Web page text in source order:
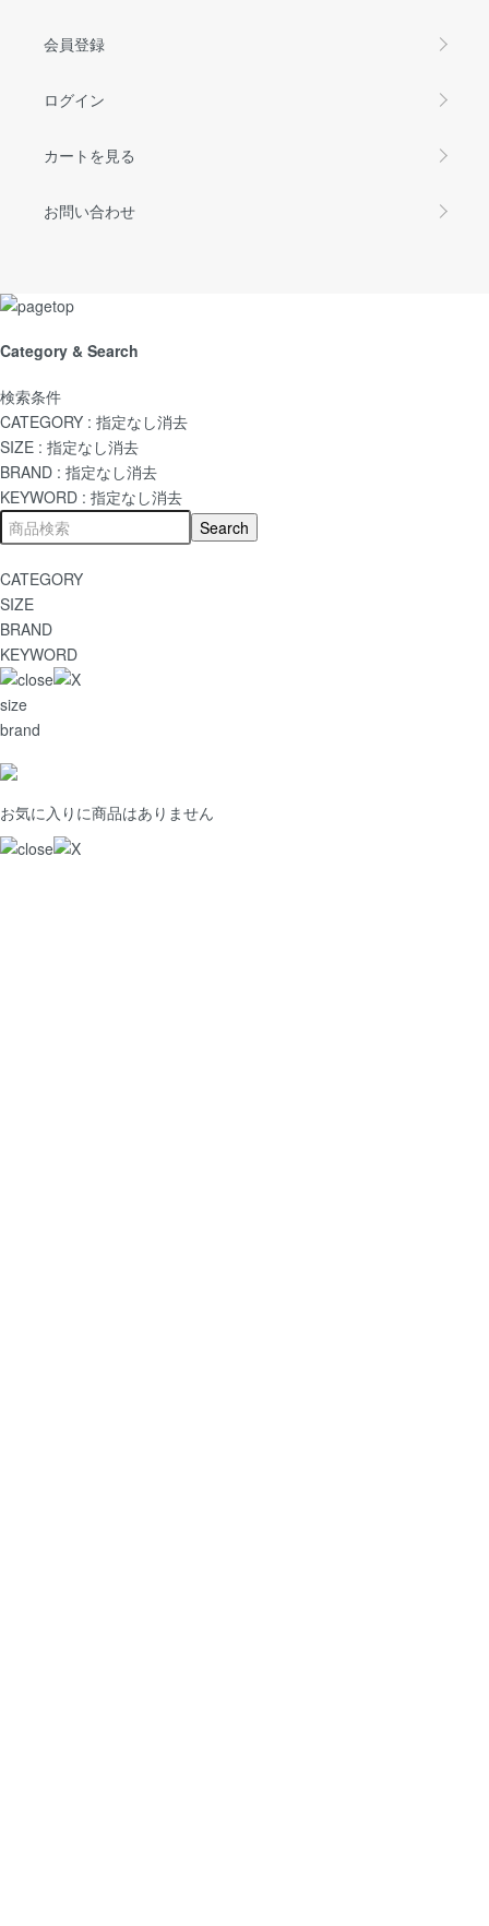
会員登録
ログイン
カートを見る
お問い合わせ
Category & Search
検索条件
CATEGORY : 指定なし消去
SIZE : 指定なし消去
BRAND : 指定なし消去
KEYWORD : 指定なし消去
CATEGORY
SIZE
BRAND
KEYWORD
size
brand
お気に入りに商品はありません